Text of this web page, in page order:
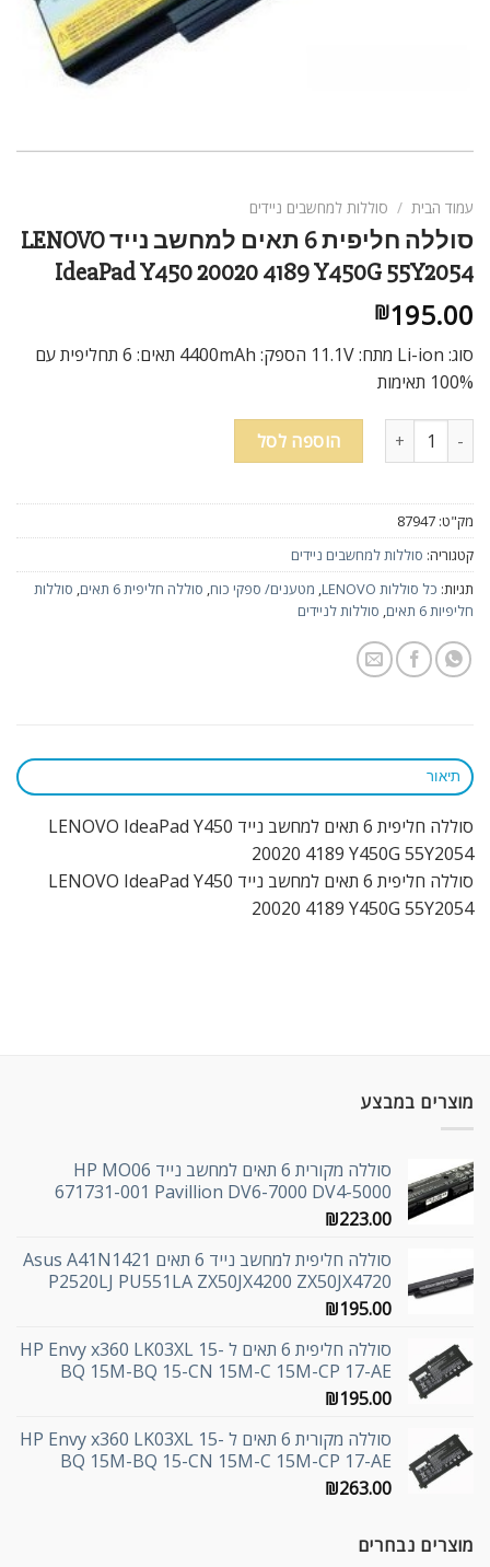
font_download סמן קישורים
לאפס
כל
האפשרויות
cached עמוד הבית / סוללות למחשבים ניידים
סוללה חליפית 6 תאים למחשב נייד LENOVO
IdeaPad Y450 20020 4189 Y450G 55Y2054
₪195.00
סוג: Li-ion מתח: 11.1V הספק: 4400mAh תאים: 6 תחליפית עם
100% תאימות
כמות של סוללה חליפית 6 תאים למחשב נייד LENOVO IdeaPad Y450 20020 4189 Y450G 55Y2054הוספה לסל
מק"ט: 87947
קטגוריה: סוללות למחשבים ניידים
תגיות: כל סוללות LENOVO , מטענים/ ספקי כוח, סוללה חליפית 6 תאים , סוללות
חליפיות 6 תאים
, סוללות לניידים
תיאור
סוללה חליפית 6 תאים למחשב נייד LENOVO IdeaPad Y450
20020 4189 Y450G 55Y2054
סוללה חליפית 6 תאים למחשב נייד LENOVO IdeaPad Y450
20020 4189 Y450G 55Y2054
מוצרים במבצע
סוללה מקורית 6 תאים למחשב נייד HP MO06
671731-001 Pavillion DV6-7000 DV4-5000
₪223.00
סוללה חליפית למחשב נייד 6 תאים Asus A41N1421
P2520LJ PU551LA ZX50JX4200 ZX50JX4720
₪195.00
סוללה חליפית 6 תאים ל HP Envy x360 LK03XL 15-
BQ 15M-BQ 15-CN 15M-C 15M-CP 17-AE
₪195.00
סוללה מקורית 6 תאים ל HP Envy x360 LK03XL 15-
BQ 15M-BQ 15-CN 15M-C 15M-CP 17-AE
₪263.00
מוצרים נבחרים